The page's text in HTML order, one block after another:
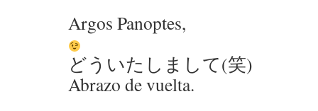
Argos Panoptes,
どういたしまして(笑)
Abrazo de vuelta.